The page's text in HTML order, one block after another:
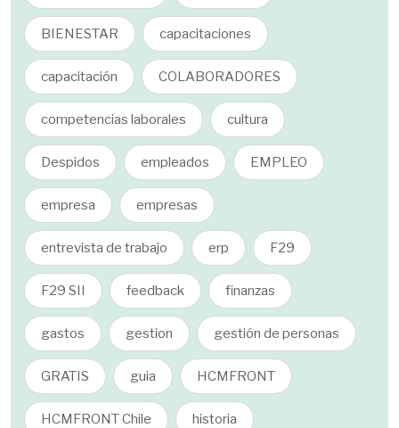
BIENESTAR capacitaciones
capacitación COLABORADORES
competencias laborales cultura
Despidos empleados EMPLEO
empresa empresas
entrevista de trabajo erp F29
F29 SII feedback finanzas
gastos gestion gestión de personas
GRATIS guia HCMFRONT
HCMFRONT Chile historia